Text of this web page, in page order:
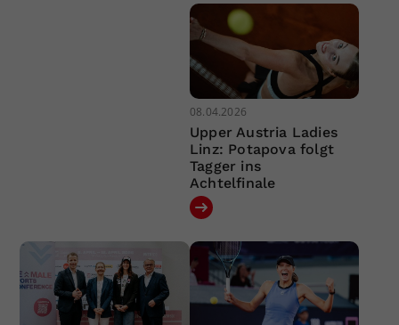
08.04.2026
Upper Austria Ladies
Linz: Potapova folgt
Tagger ins
Achtelfinale